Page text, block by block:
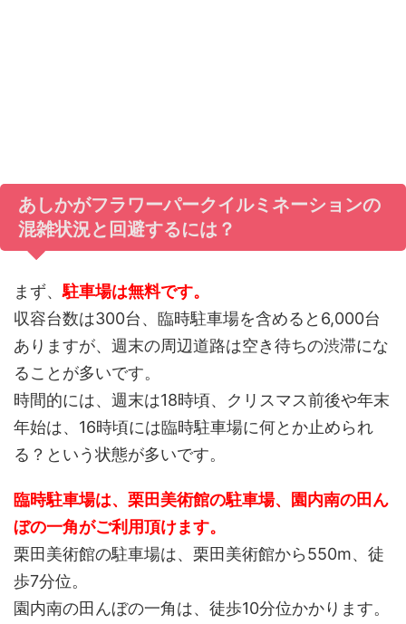
あしかがフラワーパークイルミネーションの
混雑状況と回避するには？
まず、駐車場は無料です。
収容台数は300台、臨時駐車場を含めると6,000台
ありますが、週末の周辺道路は空き待ちの渋滞にな
ることが多いです。
時間的には、週末は18時頃、クリスマス前後や年末
年始は、16時頃には臨時駐車場に何とか止められ
る？という状態が多いです。
臨時駐車場は、栗田美術館の駐車場、園内南の田ん
ぼの一角がご利用頂けます。
栗田美術館の駐車場は、栗田美術館から550m、徒
歩7分位。
園内南の田んぼの一角は、徒歩10分位かかります。